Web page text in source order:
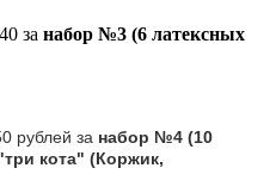
за набор №3 (6 латексных
рублей за набор №4 (10
кота" (Коржик,